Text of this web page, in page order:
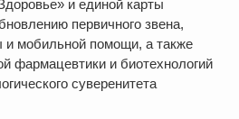
и единой карты
первичного звена,
и мобильной помощи, а также
фармацевтики и биотехнологий
суверенитета